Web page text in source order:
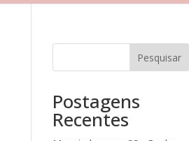
Pesquisar
Postagens
Recentes